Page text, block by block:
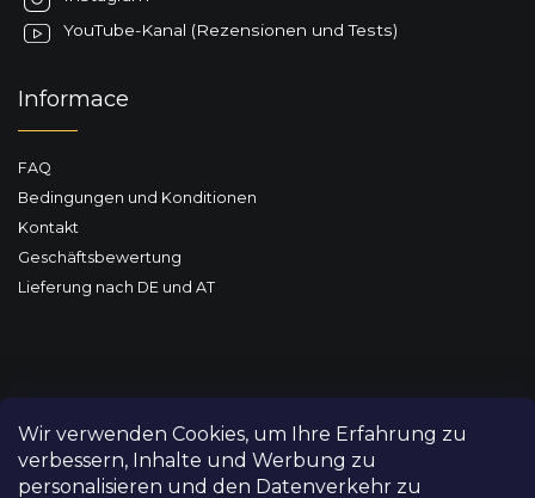
Wir verwenden Cookies, um Ihre Erfahrung zu
verbessern, Inhalte und Werbung zu
personalisieren und den Datenverkehr zu
YouTube-Kanal (Rezensionen und Tests)
Informace
FAQ
Bedingungen und Konditionen
Kontakt
Geschäftsbewertung
Lieferung nach DE und AT